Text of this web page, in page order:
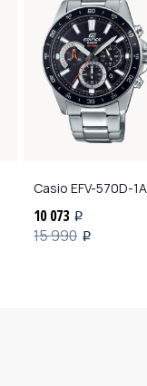
Casio EFV-570D-1A
10 073 i
15 990 i